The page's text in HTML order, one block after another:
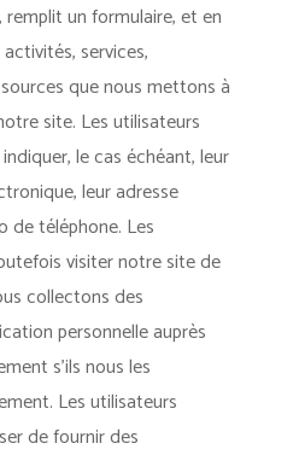
remplit un formulaire, et en
services,
que nous mettons à
site. Les utilisateurs
le cas échéant, leur
leur adresse
de téléphone. Les
visiter notre site de
collectons des
personnelle auprès
s’ils nous les
Les utilisateurs
de fournir des